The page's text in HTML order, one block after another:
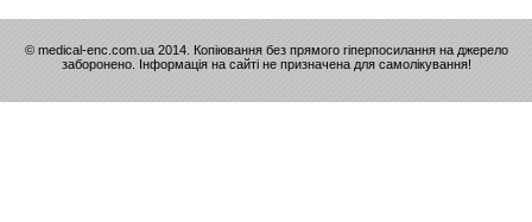
© medical-enc.com.ua 2014. Копіювання без прямого гіперпосилання на джерело
заборонено. Інформація на сайті не призначена для самолікування!